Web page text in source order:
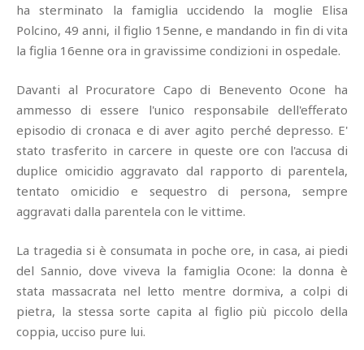
ha sterminato la famiglia uccidendo la moglie Elisa
Polcino, 49 anni, il figlio 15enne, e mandando in fin di vita
la figlia 16enne ora in gravissime condizioni in ospedale.
Davanti al Procuratore Capo di Benevento Ocone ha
ammesso di essere l'unico responsabile dell'efferato
episodio di cronaca e di aver agito perché depresso. E'
stato trasferito in carcere in queste ore con l'accusa di
duplice omicidio aggravato dal rapporto di parentela,
tentato omicidio e sequestro di persona, sempre
aggravati dalla parentela con le vittime.
La tragedia si è consumata in poche ore, in casa, ai piedi
del Sannio, dove viveva la famiglia Ocone: la donna è
stata massacrata nel letto mentre dormiva, a colpi di
pietra, la stessa sorte capita al figlio più piccolo della
coppia, ucciso pure lui.